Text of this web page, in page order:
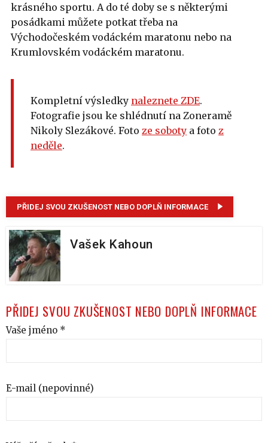
krásného sportu. A do té doby se s některými
posádkami můžete potkat třeba na
Východočeském vodáckém maratonu nebo na
Krumlovském vodáckém maratonu.
Kompletní výsledky naleznete ZDE.
Fotografie jsou ke shlédnutí na Zoneramě
Nikoly Slezákové. Foto ze soboty a foto z
neděle.
PŘIDEJ SVOU ZKUŠENOST NEBO DOPLŇ INFORMACE
Vašek Kahoun
PŘIDEJ SVOU ZKUŠENOST NEBO DOPLŇ INFORMACE
Vaše jméno *
E-mail (nepovinné)